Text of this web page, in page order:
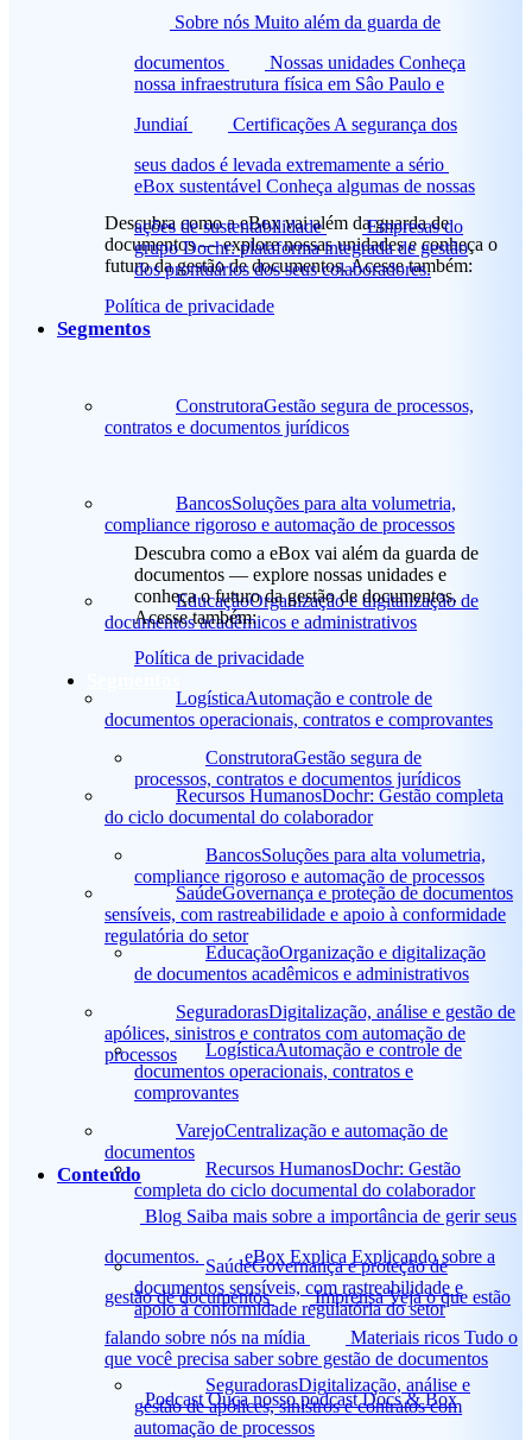
Sobre nós Muito além da guarda de
documentos
Nossas unidades Conheça
nossa infraestrutura física em Sâo Paulo e
Jundiaí
Certificações A segurança dos
seus dados é levada extremamente a sério
eBox sustentável Conheça algumas de nossas
ações de sustentabilidade
Empresas do
grupo Dochr: plataforma integrada de gestão
dos prontuários dos seus colaboradores.
Descubra como a eBox vai além da guarda de
documentos — explore nossas unidades e
conheça o futuro da gestão de documentos.
Acesse também:
Política de privacidade
ConstrutoraGestão segura de
processos, contratos e documentos jurídicos
BancosSoluções para alta volumetria,
compliance rigoroso e automação de processos
EducaçãoOrganização e digitalização
de documentos acadêmicos e administrativos
LogísticaAutomação e controle de
documentos operacionais, contratos e
comprovantes
Recursos HumanosDochr: Gestão
completa do ciclo documental do colaborador
SaúdeGovernança e proteção de
documentos sensíveis, com rastreabilidade e
apoio à conformidade regulatória do setor
SeguradorasDigitalização, análise e
gestão de apólices, sinistros e contratos com
automação de processos
Descubra como a eBox vai além da guarda de
documentos — explore nossas unidades e conheça o
futuro da gestão de documentos. Acesse também:
Política de privacidade
Segmentos
ConstrutoraGestão segura de processos,
contratos e documentos jurídicos
BancosSoluções para alta volumetria,
compliance rigoroso e automação de processos
EducaçãoOrganização e digitalização de
documentos acadêmicos e administrativos
LogísticaAutomação e controle de
documentos operacionais, contratos e comprovantes
Recursos HumanosDochr: Gestão completa
do ciclo documental do colaborador
SaúdeGovernança e proteção de documentos
sensíveis, com rastreabilidade e apoio à conformidade
regulatória do setor
SeguradorasDigitalização, análise e gestão de
apólices, sinistros e contratos com automação de
processos
VarejoCentralização e automação de
documentos
Conteúdo
Blog Saiba mais sobre a importância de gerir seus
documentos.
eBox Explica Explicando sobre a
gestão de documentos
Imprensa Veja o que estão
falando sobre nós na mídia
Materiais ricos Tudo o
que você precisa saber sobre gestão de documentos
Podcast Ouça nosso podcast Docs & Box